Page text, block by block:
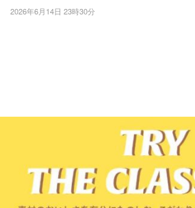
2026年6月14日 23時30分